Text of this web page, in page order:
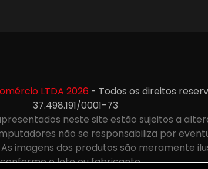
LTDA 2026 - Todos os direitos
37.498.191/0001-73
neste site estão sujeitos a
não se responsabiliza por
imagens dos produtos são meramente
o lote ou fabricante.